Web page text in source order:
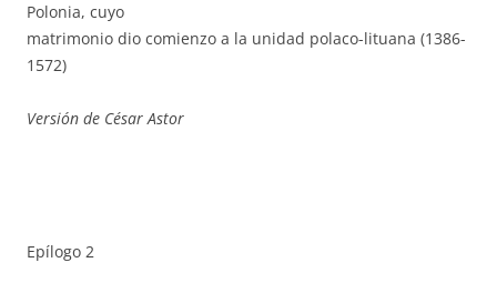
Polonia, cuyo
matrimonio dio comienzo a la unidad polaco-lituana (1386-
1572)
Versión de César Astor
Epílogo 2